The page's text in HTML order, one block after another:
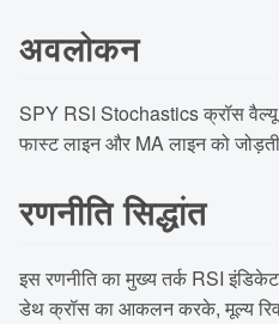
अवलोकन
SPY RSI Stochastics क्रॉस वैल्यू
फास्ट लाइन और MA लाइन को
रणनीति सिद्धांत
इस रणनीति का मुख्य तर्क RSI
डेथ क्रॉस का आकलन करके, मूल्य